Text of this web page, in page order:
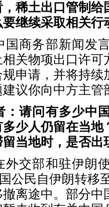
稀土出口管制
继续采取相关行
国商务部新闻发
相关物项出口许
申请，并将持续
议你向中方主管
：请问有多少中
少人仍留在当地
当地时，是否出
外交部和驻伊朗
公民自伊朗转移
离途中。部分中